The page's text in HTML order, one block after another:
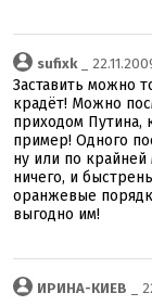
sufixk_
Заставить можно
крадёт! Можно
приходом Путина,
пример! Одного
ну или по
ничего, и
оранжевые
выгодно им!
ИРИНА-КИЕВ _